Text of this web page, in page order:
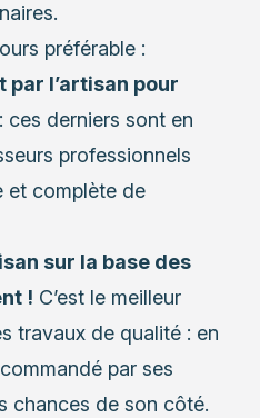
préférable :
l’artisan pour
: ces derniers sont en
professionnels
et complète de
sur la base des
! C’est le meilleur
travaux de qualité : en
par ses
chances de son côté.